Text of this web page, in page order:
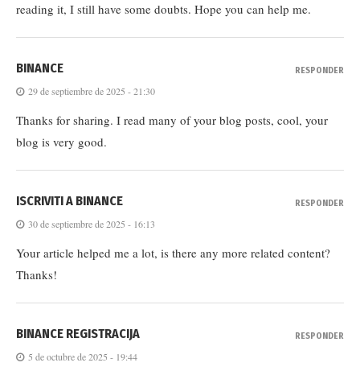
reading it, I still have some doubts. Hope you can help me.
BINANCE
29 de septiembre de 2025 - 21:30
Thanks for sharing. I read many of your blog posts, cool, your
blog is very good.
RESPONDER
ISCRIVITI A BINANCE
30 de septiembre de 2025 - 16:13
Your article helped me a lot, is there any more related content?
Thanks!
RESPONDER
BINANCE REGISTRACIJA
5 de octubre de 2025 - 19:44
RESPONDER